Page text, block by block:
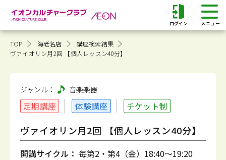
ログイン
TOP 海老名店
講座検索結果
ヴァイオリン月2回 【個人レッスン40分】
ジャンル： 音楽楽器
定期講座 体験講座 チケット制
ヴァイオリン月2回 【個人レッスン40分】
開講サイクル： 毎第2・第4（金）18:40～19:20